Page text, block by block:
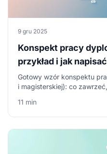
9 gru 2025
Konspekt pracy
przykład i jak napisać
Gotowy wzór konspektu
i magisterskiej): co
11 min